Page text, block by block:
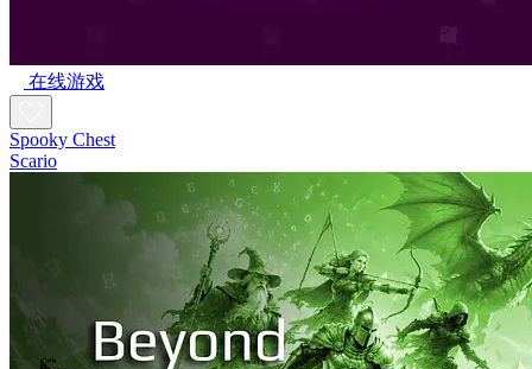
在线游戏
Spooky Chest
Scario